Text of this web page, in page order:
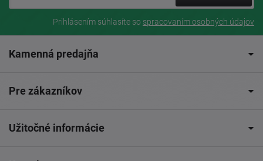
Prihlásením súhlasíte so spracovaním osobných údajov
Kamenná predajňa
Pre zákazníkov
Užitočné informácie